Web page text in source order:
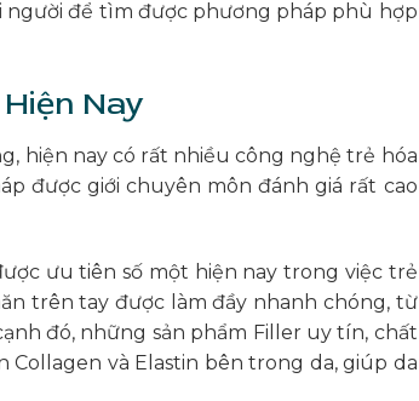
người để tìm được phương pháp phù hợp
Nay
hiện nay có rất nhiều công nghệ trẻ hóa
được giới chuyên môn đánh giá rất cao
ưu tiên số một hiện nay trong việc trẻ
trên tay được làm đầy nhanh chóng, từ
đó, những sản phẩm Filler uy tín, chất
và Elastin bên trong da, giúp da